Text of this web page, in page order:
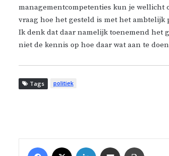
managementcompetenties kun je wellicht
vraag hoe het gesteld is met het
Ik denk dat daar namelijk toenemend het
niet de kennis op hoe daar wat aan te
Tags politiek